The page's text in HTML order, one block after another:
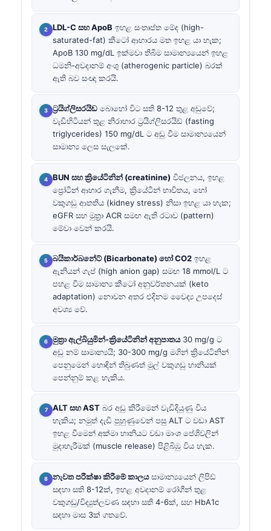
LDL-C සහ ApoB ඉහළ සංතෘප්ත මේද (high-
saturated-fat) කීටෝ ආහාරය මත ඉහළ යා හැක;
ApoB 130 mg/dL ඉක්මවා තිබීම සාමාන්‍යයෙන් ඉහළ
ධමනි-අවදානම් අංශු (atherogenic particle) බරක්
ඇති බව සංඥා කරයි.
ට්‍රයිග්ලිසරයිඩ බොහෝ විට සති 8-12 තුළ අඩුවේ;
වැඩිහිටියන් තුළ නිරාහාර ට්‍රයිග්ලිසරයිඩ් (fasting
triglycerides) 150 mg/dL ට අඩු වීම සාමාන්‍යයෙන්
සාමාන්‍ය ලෙස සැලකේ.
BUN සහ ක්‍රියේටිනින් (creatinine) විජලනය, ඉහළ
ප්‍රෝටීන් ආහාර ගැනීම, ක්‍රියේටීන් භාවිතය, හෝ
වකුගඩු ආතතිය (kidney stress) නිසා ඉහළ යා හැක;
eGFR සහ මුත්‍රා ACR සමඟ ඇති රටාව (pattern)
මේවා වෙන් කරයි.
බයිකාර්බනේට් (Bicarbonate) හෝ CO2 ඉහළ
ඇනියන් ගැප් (high anion gap) සමඟ 18 mmol/L ට
පහළ වීම සාමාන්‍ය කීටෝ අනුවර්තනයක් (keto
adaptation) නොවන අතර එදිනම වෛද්‍ය උපදෙස්
අවශ්‍ය වේ.
මුත්‍රා ඇල්බියුමින්-ක්‍රියේටිනින් අනුපාතය30 mg/g ට
අඩු නම් සාමාන්‍යයි; 30-300 mg/g මගින් ක්‍රියේටිනින්
පෙනුමෙන් හොඳින් තිබුණත් මුල් වකුගඩු හානියක්
පෙන්නුම් කළ හැකිය.
ALT සහ AST බර අඩු කිරීමෙන් වැඩිදියුණු විය
හැකිය; නමුත් දැඩි පුහුණුවෙන් පසු ALT ට වඩා AST
ඉහළ වීමෙන් අක්මා හානියට වඩා මාංශ පේශිවලින්
මුදාහැරීමක් (muscle release) පිළිබිඹු විය හැක.
නැවත පරීක්ෂා කිරීමේ කාලයසාමාන්‍යයෙන් ලිපිඩ්
සඳහා සති 8-12ක්, ඉහළ අවදානම් රෝගීන් තුළ
වකුගඩු/විද්‍යුත්ලවණ සඳහා සති 4-6ක්, සහ HbA1c
සඳහා මාස 3ක් ගතවේ.